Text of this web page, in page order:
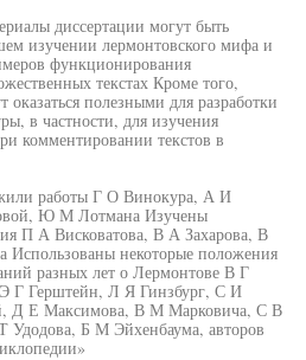
диссертации могут быть
изучении лермонтовского мифа и
функционирования
текстах Кроме того,
полезными для разработки
в частности, для изучения
комментировании текстов в
работы Г О Винокура, А И
Ю М Лотмана Изучены
П А Висковатова, В А Захарова, В
некоторые положения
разных лет о Лермонтове В Г
Г Герштейн, Л Я Гинзбург, С И
Д Е Максимова, В М Марковича, С В
Удодова, Б М Эйхенбаума, авторов